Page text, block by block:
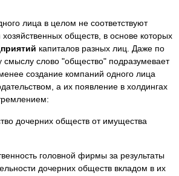
лица в целом не соответствуют
обществ, в основе которых
капиталов разных лиц. Даже по
смыслу слово "общество" подразумевает
создание компаний одного лица
а их появление в холдингах
дочерних обществ от имущества
головной фирмы за результаты
дочерних обществ вкладом в их